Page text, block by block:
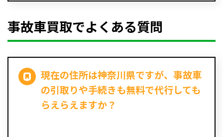
事故車買取でよくある質問
現在の住所は神奈川県ですが、事故車
の引取りや手続きも無料で代行しても
らえらえますか？